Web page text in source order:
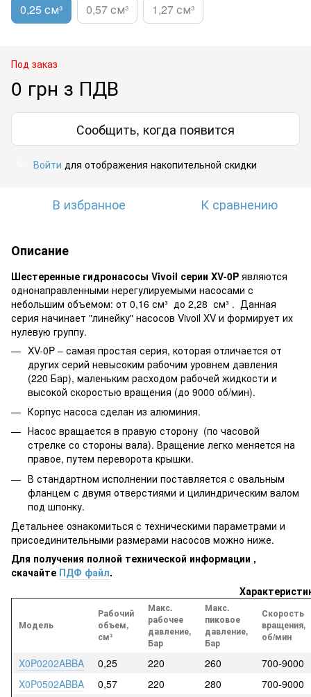
0,25 см³ 0,57 см³ 1,27 см³
Под заказ
0 грн з ПДВ
Сообщить, когда появится
Войти для отображения накопительной скидки
В избранное К сравнению
Описание
Шестеренные гидронасосы Vivoil серии XV-0P являются
однонаправленными нерегулируемыми насосами с
небольшим объемом: от 0,16 см³ до 2,28 см³ . Данная
серия начинает "линейку" насосов Vivoil XV и формирует их
нулевую группу.
XV-0P – самая простая серия, которая отличается от
других серий невысоким рабочим уровнем давления
(220 Бар), маленьким расходом рабочей жидкости и
высокой скоростью вращения (до 9000 об/мин).
Корпус насоса сделан из алюминия.
Насос вращается в правую сторону (по часовой
стрелке со стороны вала). Вращение легко меняется на
правое, путем переворота крышки.
В стандартном исполнении поставляется с овальным
фланцем с двумя отверстиями и цилиндрическим валом
под шпонку.
Детальнее ознакомиться с техническими параметрами и
присоединительными размерами насосов можно ниже.
Для получения полной технической информации ,
скачайте ПДФ файл.
Модель
Рабочий
объем,
см³
Макс.
рабочее
давление,
Бар
Макс.
пиковое
давление,
Бар
Скорость
вращения,
об/мин
X0P0202ABBA 0,25 220 260
700-9000
X0P0502ABBA
0,57 220 280
700-9000